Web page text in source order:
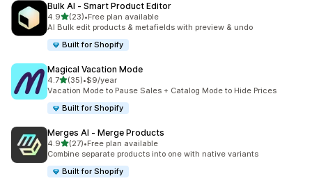
Bulk AI ‑ Smart Product Editor
4.9별 5개 중
(23)
총 리뷰 23개
•Free plan available
AI Bulk edit products & metafields with preview & undo
Built for Shopify
Magical Vacation Mode
4.7별 5개 중
(35)
총 리뷰 35개
•$9/year
Vacation Mode to Pause Sales + Catalog Mode to Hide Prices
Built for Shopify
Merges AI ‑ Merge Products
4.9별 5개 중
(27)
총 리뷰 27개
•Free plan available
Combine separate products into one with native variants
Built for Shopify